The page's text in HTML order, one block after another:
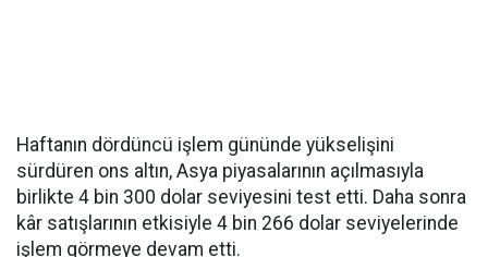
Haftanın dördüncü işlem gününde yükselişini
sürdüren ons altın, Asya piyasalarının açılmasıyla
birlikte 4 bin 300 dolar seviyesini test etti. Daha sonra
kâr satışlarının etkisiyle 4 bin 266 dolar seviyelerinde
işlem görmeye devam etti.